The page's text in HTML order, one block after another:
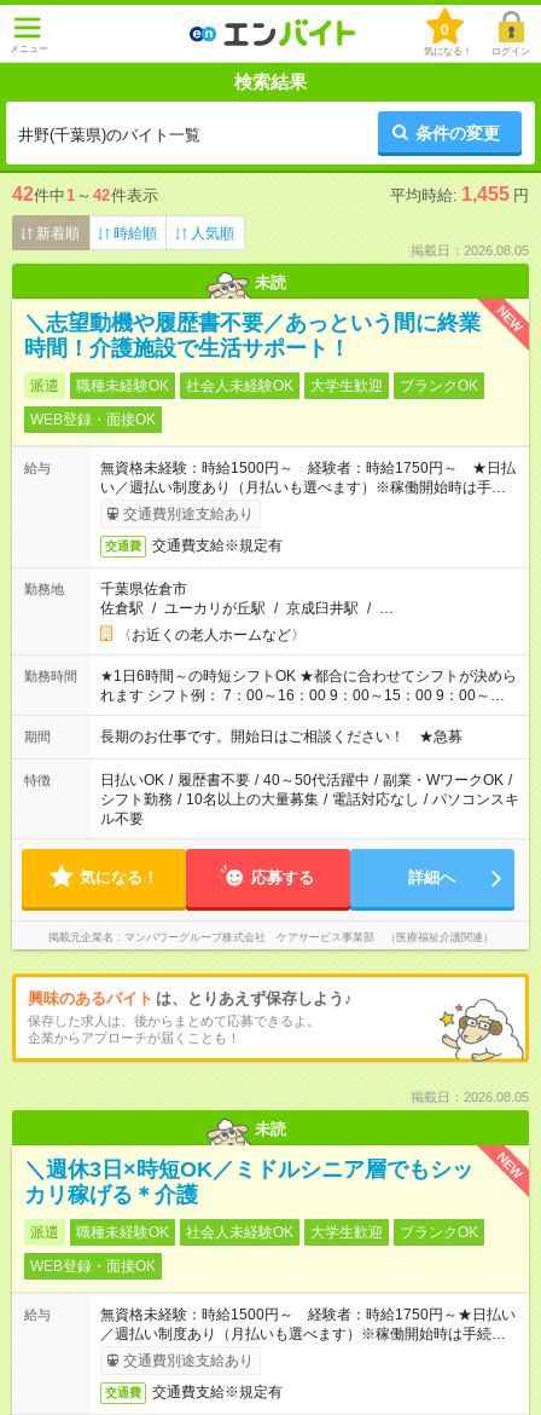
メニュー
0
気になる！ ログイン
検索結果
井野(千葉県)のバイト一覧 条件の変更
42件中1 ～ 42件表示 平均時給: 1,455 円
新着順 時給順 人気順
掲載日：2026.08.05
未読
NEW
＼志望動機や履歴書不要／あっという間に終業
時間！介護施設で生活サポート！
派遣 職種未経験OK 社会人未経験OK 大学生歓迎
ブランクOK
WEB登録・面接OK
給与
無資格未経験：時給1500円～ 経験者：時給1750円～ ★日払
い／週払い制度あり（月払いも選べます）※稼働開始時は手続き
完了次第のお支払いとなります。
交通費別途支給あり
交通費 交通費支給※規定有
勤務地
千葉県佐倉市
佐倉駅 / ユーカリが丘駅 / 京成臼井駅 / …
〈お近くの老人ホームなど〉
勤務時間
★1日6時間～の時短シフトOK ★都合に合わせてシフトが決めら
れます シフト例： 7：00～16：00 9：00～15：00 9：00～
18：00 11：00～20：00 など ※Wワークの場合、他のお仕事と
合わせ週40時間超の就業はご案内できません ※法令に基づき、
派遣法（日雇い派遣の原則禁止）により、短時間・短期間の就
業はご案内が難しい場合があります
期間 長期のお仕事です。開始日はご相談ください！ ★急募
特徴 日払いOK / 履歴書不要 / 40～50代活躍中 / 副業・WワークOK /
シフト勤務 / 10名以上の大量募集 / 電話対応なし / パソコンスキ
ル不要
気になる！ 応募する 詳細へ
掲載元企業名 マンパワーグループ株式会社 ケアサービス事業部 （医療福祉介護関連）
興味のあるバイト は、とりあえず保存しよう♪
保存した求人は、後からまとめて応募できるよ。
企業からアプローチが届くことも！
掲載日：2026.08.05
未読
NEW
＼週休3日×時短OK／ミドルシニア層でもシッ
カリ稼げる＊介護
派遣 職種未経験OK 社会人未経験OK 大学生歓迎
ブランクOK
WEB登録・面接OK
給与
無資格未経験：時給1500円～ 経験者：時給1750円～★日払い
／週払い制度あり（月払いも選べます）※稼働開始時は手続き完
了次第のお支払いとなります。
交通費別途支給あり
交通費 交通費支給※規定有